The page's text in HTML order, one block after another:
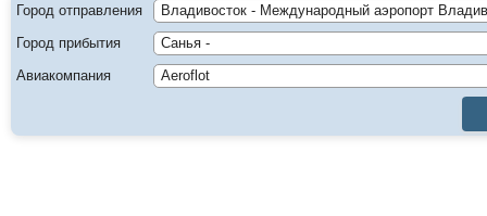
Город отправления
Город прибытия
Авиакомпания